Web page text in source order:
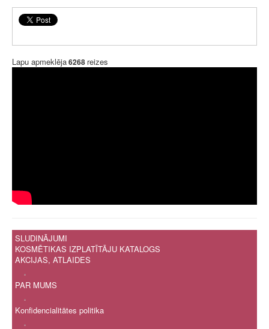
Lapu apmeklēja6268 reizes
SLUDINĀJUMI
KOSMĒTIKAS IZPLATĪTĀJU KATALOGS
AKCIJAS, ATLAIDES
.
PAR MUMS
.
Konfidencialitātes politika
.